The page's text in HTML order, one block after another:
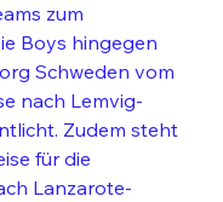
zum
Boys hingegen
Schweden vom
nach Lemvig-
Zudem steht
für die
Lanzarote-